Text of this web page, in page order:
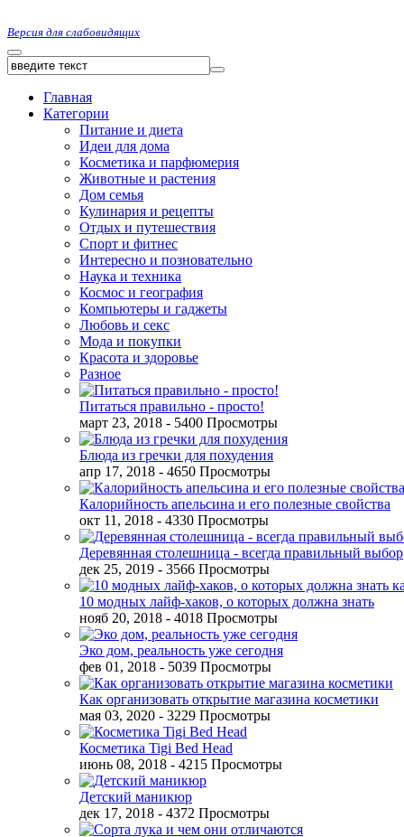
Версия для слабовидящих
Главная
Категории
Питание и диета
Идеи для дома
Косметика и парфюмерия
Животные и растения
Дом семья
Кулинария и рецепты
Отдых и путешествия
Спорт и фитнес
Интересно и позновательно
Наука и техника
Космос и география
Компьютеры и гаджеты
Любовь и секс
Мода и покупки
Красота и здоровье
Разное
Питаться правильно - просто!
март 23, 2018 - 5400 Просмотры
Блюда из гречки для похудения
апр 17, 2018 - 4650 Просмотры
Калорийность апельсина и его полезные свойства
окт 11, 2018 - 4330 Просмотры
Деревянная столешница - всегда правильный выбор
дек 25, 2019 - 3566 Просмотры
10 модных лайф-хаков, о которых должна знать
нояб 20, 2018 - 4018 Просмотры
Эко дом, реальность уже сегодня
фев 01, 2018 - 5039 Просмотры
Как организовать открытие магазина косметики
мая 03, 2020 - 3229 Просмотры
Косметика Tigi Bed Head
июнь 08, 2018 - 4215 Просмотры
Детский маникюр
дек 17, 2018 - 4372 Просмотры